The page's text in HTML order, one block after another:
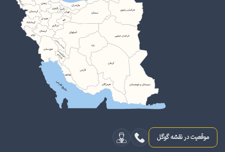
موقعیت در نقشه گوگل